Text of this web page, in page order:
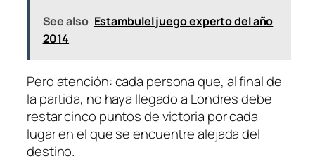
See also Estambulel juego experto del año
2014
Pero atención: cada persona que, al final de
la partida, no haya llegado a Londres debe
restar cinco puntos de victoria por cada
lugar en el que se encuentre alejada del
destino.